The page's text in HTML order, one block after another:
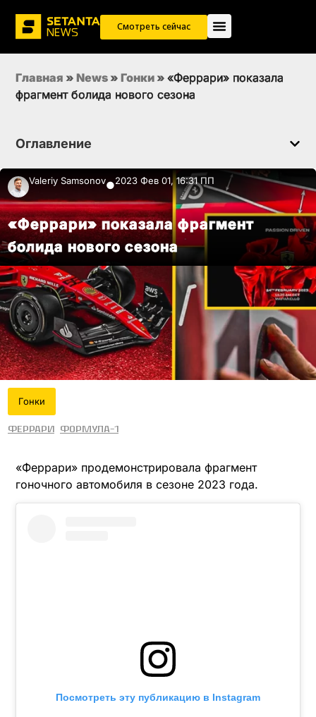
Смотреть сейчас
Главная » News » Гонки » «Феррари» показала
фрагмент болида нового сезона
Оглавление
Valeriy Samsonov●2023 Фев 01, 16:31 ПП
«Феррари» показала фрагмент
болида нового сезона
Гонки
Феррари Формула-1
«Феррари» продемонстрировала фрагмент
гоночного автомобиля в сезоне 2023 года.
Посмотреть эту публикацию в Instagram